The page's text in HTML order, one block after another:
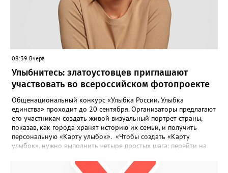
08:39 Вчера
Улыбнитесь: златоустовцев приглашают
участвовать во всероссийском фотопроекте
Общенациональный конкурс «Улыбка России. Улыбка
единства» проходит до 20 сентября. Организаторы предлагают
его участникам создать живой визуальный портрет страны,
показав, как города хранят историю их семьи, и получить
персональную «Карту улыбок». «Чтобы создать «Карту
улыбок», нужно выполнить четыре простых шага: перейти на
улыбок»; загрузить фотографию с улыбкой – подойдёт портрет